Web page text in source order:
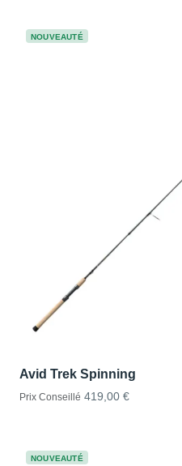
NOUVEAUTÉ
Avid Trek Spinning
Prix Conseillé 419,00 €
NOUVEAUTÉ